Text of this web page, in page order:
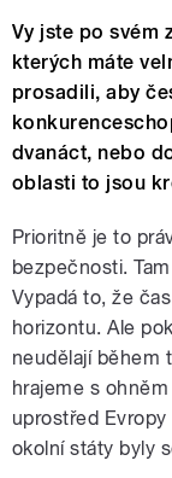
Vy jste po svém
kterých máte
prosadili, aby
dvanáct, nebo
oblasti to jsou
Prioritně je to
bezpečnosti.
Vypadá to, že
horizontu. Ale
neudělají během
hrajeme s
uprostřed
okolní státy byly